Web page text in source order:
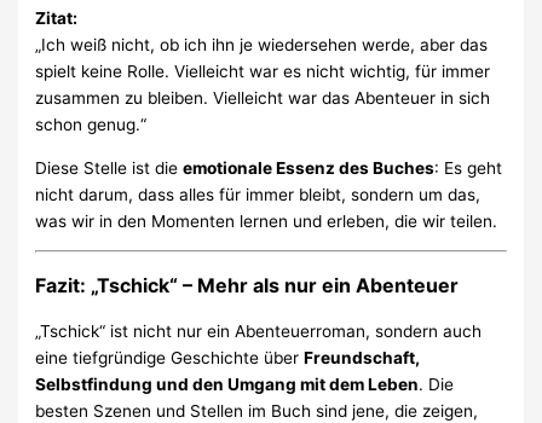
Zitat:
„Ich weiß nicht, ob ich ihn je wiedersehen werde, aber das
spielt keine Rolle. Vielleicht war es nicht wichtig, für immer
zusammen zu bleiben. Vielleicht war das Abenteuer in sich
schon genug.“
Diese Stelle ist dieemotionale Essenz des Buches: Es geht
nicht darum, dass alles für immer bleibt, sondern um das,
was wir in den Momenten lernen und erleben, die wir teilen.
Fazit: „Tschick“ – Mehr als nur ein Abenteuer
„Tschick“ ist nicht nur ein Abenteuerroman, sondern auch
eine tiefgründige Geschichte überFreundschaft,
Selbstfindung und den Umgang mit dem Leben. Die
besten Szenen und Stellen im Buch sind jene, die zeigen,